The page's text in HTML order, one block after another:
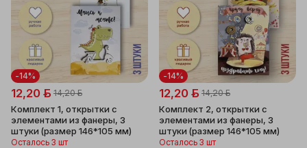
-14%
12,20 ƃ 14,20 ƃ
Комплект 1, открытки с
элементами из фанеры, 3
штуки (размер 146*105 мм)
Осталось 3 шт
-14%
12,20 ƃ 14,20 ƃ
Комплект 2, открытки с
элементами из фанеры, 3
штуки (размер 146*105 мм)
Осталось 3 шт